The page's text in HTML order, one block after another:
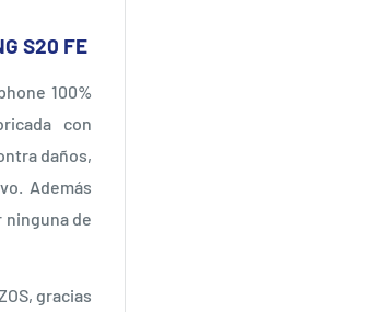
S20 FE
100%
con
daños,
Además
de
gracias